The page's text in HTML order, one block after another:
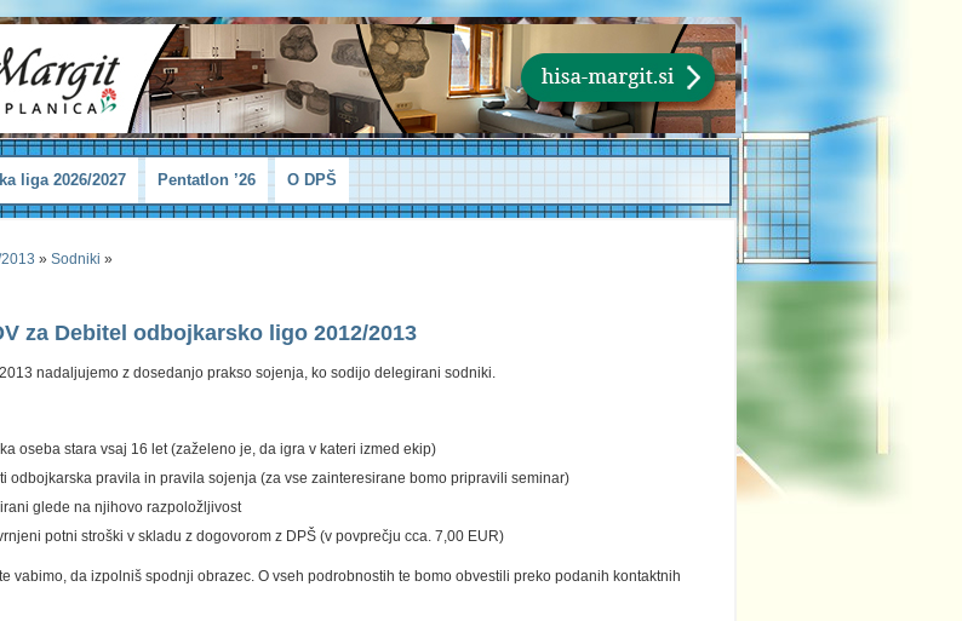
liga 2026/2027 Pentatlon ’26 O DPŠ
» Sodniki »
za Debitel odbojkarsko ligo 2012/2013
nadaljujemo z dosedanjo prakso sojenja, ko sodijo delegirani sodniki.
oseba stara vsaj 16 let (zaželeno je, da igra v kateri izmed ekip)
odbojkarska pravila in pravila sojenja (za vse zainteresirane bomo pripravili seminar)
glede na njihovo razpoložljivost
potni stroški v skladu z dogovorom z DPŠ (v povprečju cca. 7,00 EUR)
vabimo, da izpolniš spodnji obrazec. O vseh podrobnostih te bomo obvestili preko podanih kontaktnih